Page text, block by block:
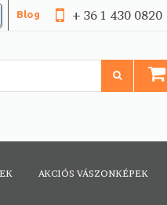
+ 36 1 430 0820
Blog
AKCIÓS VÁSZONKÉPEK